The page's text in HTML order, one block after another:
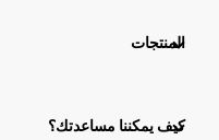
المنتجات
كيف يمكننا مساعدتك؟